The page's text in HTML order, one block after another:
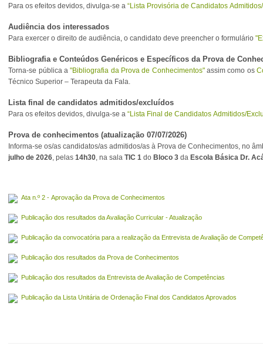
Para os efeitos devidos, divulga-se a“Lista Provisória de Candidatos
Audiência dos interessados
Para exercer o direito de audiência, o candidato deve preencher o formulário
Bibliografia e Conteúdos Genéricos e Específicos da Prova de
Torna-se pública a"Bibliografia da Prova de Conhecimentos"assim como os
Técnico Superior – Terapeuta da Fala.
Lista final de candidatos admitidos/excluídos
Para os efeitos devidos, divulga-se a“Lista Final de Candidatos Admitidos/
Prova de conhecimentos (atualização 07/07/2026)
Informa-se os/as candidatos/as admitidos/as à Prova de Conhecimentos, no
julho de 2026, pelas14h30, na salaTIC 1 do Bloco 3 da Escola Básica Dr.
Ata n.º 2 - Aprovação da Prova de Conhecimentos
Publicação dos resultados da Avaliação Curricular - Atualização
Publicação da convocatória para a realização da Entrevista de Avaliação de
Publicação dos resultados da Prova de Conhecimentos
Publicação dos resultados da Entrevista de Avaliação de Competências
Publicação da Lista Unitária de Ordenação Final dos Candidatos Aprovados